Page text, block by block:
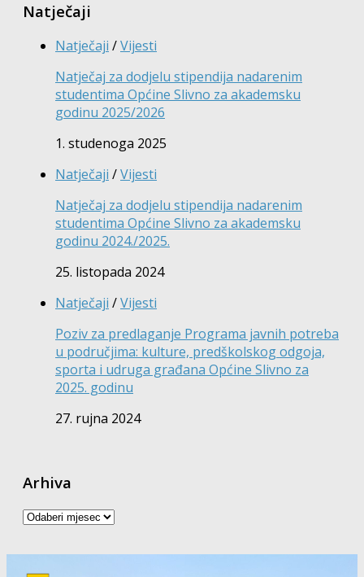
Natječaji
Natječaji /Vijesti
Natječaj za dodjelu stipendija nadarenim
studentima Općine Slivno za akademsku
godinu 2025/2026
1. studenoga 2025
Natječaji /Vijesti
Natječaj za dodjelu stipendija nadarenim
studentima Općine Slivno za akademsku
godinu 2024./2025.
25. listopada 2024
Natječaji /Vijesti
Poziv za predlaganje Programa javnih potreba
u područjima: kulture, predškolskog odgoja,
sporta i udruga građana Općine Slivno za
2025. godinu
27. rujna 2024
Arhiva
Arhiva